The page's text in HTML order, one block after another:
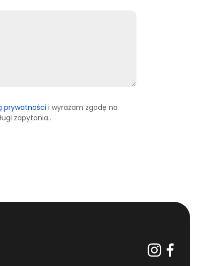
prywatności i wyrażam zgodę na
zapytania..